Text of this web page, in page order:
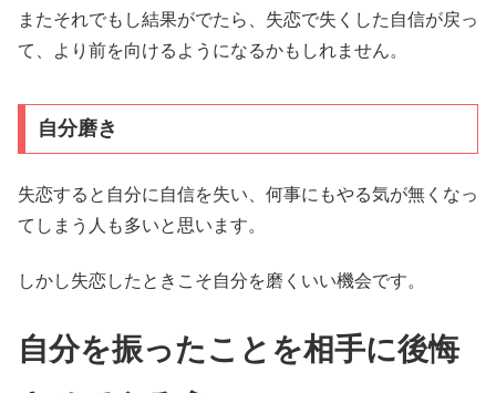
またそれでもし結果がでたら、失恋で失くした自信が戻っ
て、より前を向けるようになるかもしれません。
自分磨き
失恋すると自分に自信を失い、何事にもやる気が無くなっ
てしまう人も多いと思います。
しかし失恋したときこそ自分を磨くいい機会です。
自分を振ったことを相手に後悔